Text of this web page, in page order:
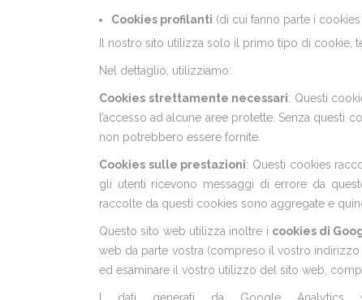
Cookies profilanti (di cui fanno parte i
Il nostro sito utilizza solo il primo tipo di cookie,
Nel dettaglio, utilizziamo:
Cookies strettamente necessari: Questi
l’accesso ad alcune aree protette. Senza
non potrebbero essere fornite.
Cookies sulle prestazioni: Questi cookies
gli utenti ricevono messaggi di errore da
raccolte da questi cookies sono aggregate e
Questo sito web utilizza inoltre i cookies di
web da parte vostra (compreso il vostro
ed esaminare il vostro utilizzo del sito web,